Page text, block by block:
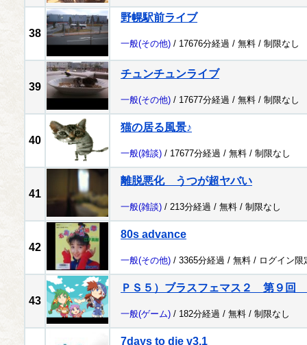
38
野幌駅前ライブ
一般(その他) / 17676分経過 / 無料 / 制限なし
39
チュンチュンライブ
一般(その他) / 17677分経過 / 無料 / 制限なし
40
猫の居る風景♪
一般(雑談) / 17677分経過 / 無料 / 制限なし
41
離脱悪化 うつが超ヤバい
一般(雑談) / 213分経過 / 無料 / 制限なし
42
80s advance
一般(その他) / 3365分経過 / 無料 / ログイン限
43
ＰＳ５）ブラスフェマス２ 第９回
一般(ゲーム) / 182分経過 / 無料 / 制限なし
7days to die v3.1